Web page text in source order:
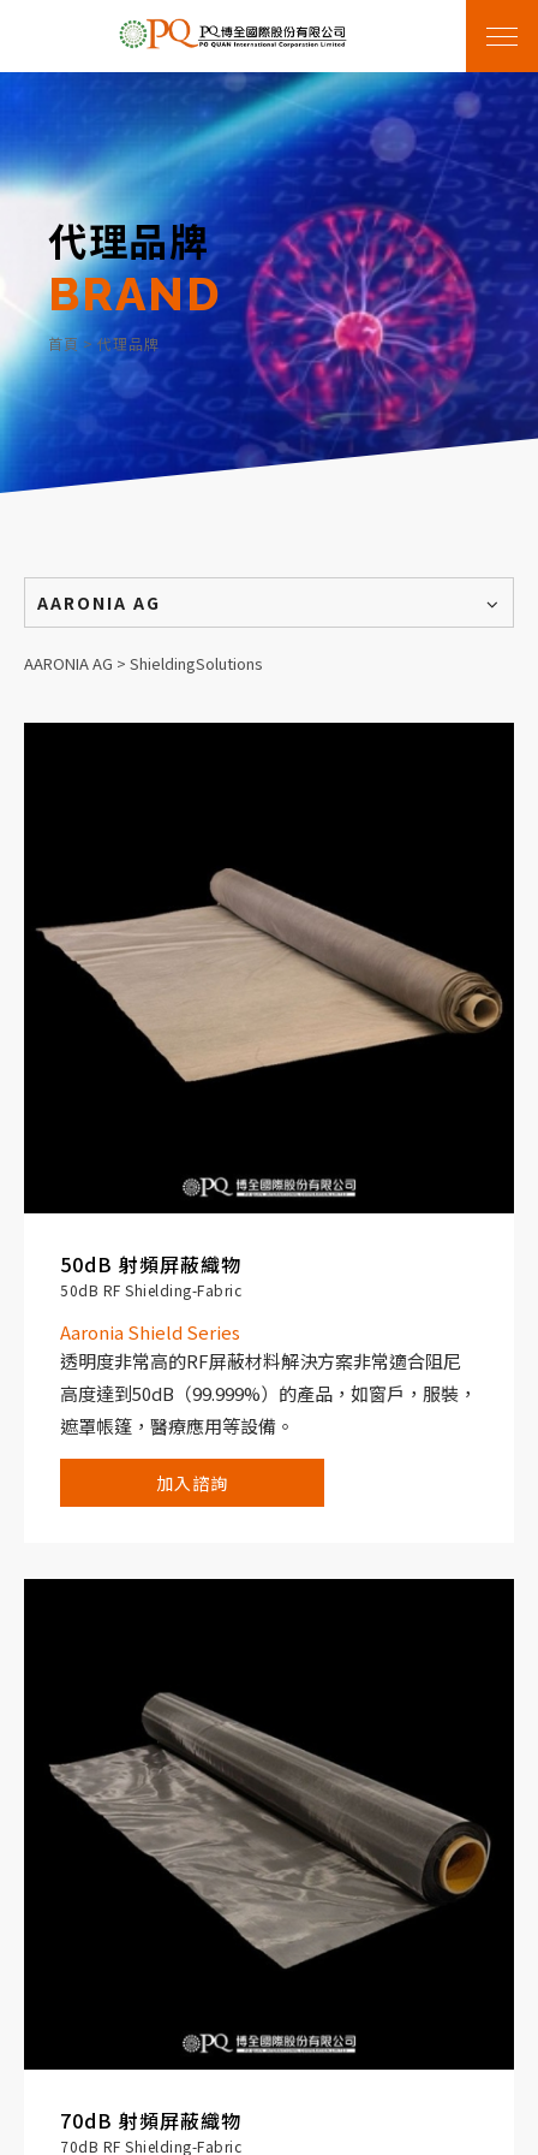
代理品牌
BRAND
首頁 > 代理品牌
AARONIA AG
AARONIA AG > ShieldingSolutions
50dB 射頻屏蔽織物
50dB RF Shielding-Fabric
Aaronia Shield Series
透明度非常高的RF屏蔽材料解決方案非常適合阻尼
高度達到50dB（99.999%）的產品，如窗戶，服裝，
遮罩帳篷，醫療應用等設備。
加入諮詢
70dB 射頻屏蔽織物
70dB RF Shielding-Fabric